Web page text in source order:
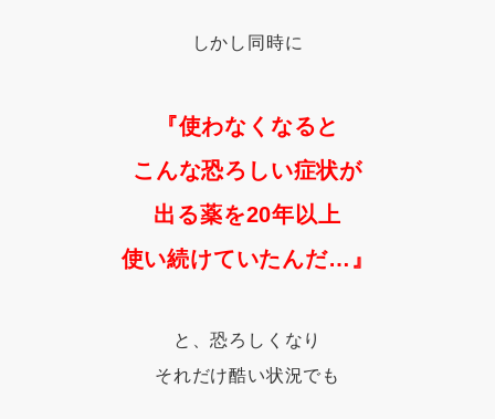
しかし同時に
『使わなくなると
こんな恐ろしい症状が
出る薬を20年以上
使い続けていたんだ…』
と、恐ろしくなり
それだけ酷い状況でも